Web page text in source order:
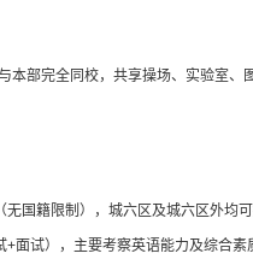
本部完全同校，共享操场、实验室、
国籍限制），城六区及城六区外均可
面试），主要考察英语能力及综合素